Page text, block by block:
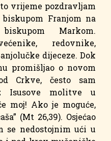
vrijeme pozdravljam
Franjom na
Markom.
redovnike,
dijeceze. Dok
promišljao o novom
Crkve, često sam
Isusove molitve u
moj! Ako je moguće,
(Mt 26,39). Osjećao
se nedostojnim ući u